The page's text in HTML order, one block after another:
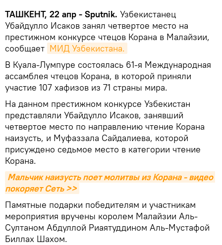
ТАШКЕНТ, 22 апр - Sputnik. Узбекистанец
Убайдулло Исаков занял четвертое место на
престижном конкурсе чтецов Корана в Малайзии,
сообщает МИД Узбекистана.
В Куала-Лумпуре состоялась 61-я Международная
ассамблея чтецов Корана, в которой приняли
участие 107 хафизов из 71 страны мира.
На данном престижном конкурсе Узбекистан
представляли Убайдулло Исаков, занявший
четвертое место по направлению чтение Корана
наизусть, и Муфаззала Сайдалиева, которой
присуждено седьмое место в категории чтение
Корана.
Мальчик наизусть поет молитвы из Корана - видео
покоряет Сеть >>
Памятные подарки победителям и участникам
мероприятия вручены королем Малайзии Аль-
Султаном Абдуллой Риаятуддином Аль-Мустафой
Биллах Шахом.